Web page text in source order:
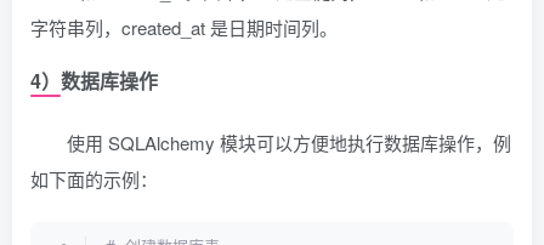
字符串列，created_at 是日期时间列。
4）数据库操作
使用 SQLAlchemy 模块可以方便地执行数据库操作，例
如下面的示例：